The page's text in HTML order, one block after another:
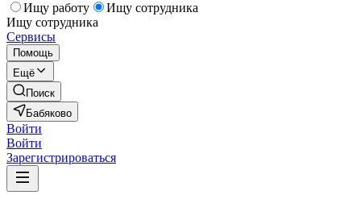
Ищу работу
Ищу сотрудника
Ищу сотрудника
Сервисы
Помощь
Ещё
Поиск
Бабяково
Войти
Войти
Зарегистрироваться